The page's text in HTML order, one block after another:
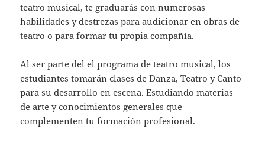
teatro musical, te graduarás con numerosas
habilidades y destrezas para audicionar en obras de
teatro o para formar tu propia compañía.
Al ser parte del el programa de teatro musical, los
estudiantes tomarán clases de Danza, Teatro y Canto
para su desarrollo en escena. Estudiando materias
de arte y conocimientos generales que
complementen tu formación profesional.